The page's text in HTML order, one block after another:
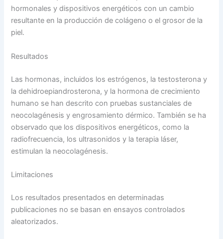
hormonales y dispositivos energéticos con un cambio
resultante en la producción de colágeno o el grosor de la
piel.
Resultados
Las hormonas, incluidos los estrógenos, la testosterona y
la dehidroepiandrosterona, y la hormona de crecimiento
humano se han descrito con pruebas sustanciales de
neocolagénesis y engrosamiento dérmico. También se ha
observado que los dispositivos energéticos, como la
radiofrecuencia, los ultrasonidos y la terapia láser,
estimulan la neocolagénesis.
Limitaciones
Los resultados presentados en determinadas
publicaciones no se basan en ensayos controlados
aleatorizados.